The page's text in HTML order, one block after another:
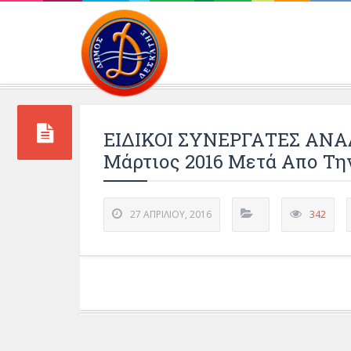
ΕΙΔΙΚΟΙ ΣΥΝΕΡΓΑΤΕΣ
Μάρτιος 2016 Μετά Απο
27 ΑΠΡΙΛΊΟΥ, 2016 342